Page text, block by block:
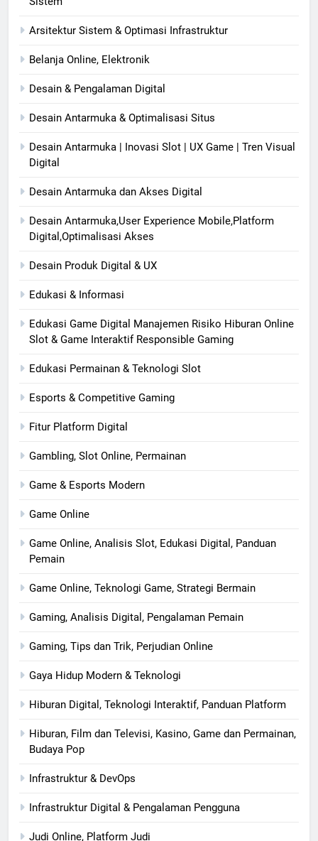
Arsitektur Sistem & Optimasi Infrastruktur
Belanja Online, Elektronik
Desain & Pengalaman Digital
Desain Antarmuka & Optimalisasi Situs
Desain Antarmuka | Inovasi Slot | UX Game | Tren Visual
Digital
Desain Antarmuka dan Akses Digital
Desain Antarmuka,User Experience Mobile,Platform
Digital,Optimalisasi Akses
Desain Produk Digital & UX
Edukasi & Informasi
Edukasi Game Digital Manajemen Risiko Hiburan Online
Slot & Game Interaktif Responsible Gaming
Edukasi Permainan & Teknologi Slot
Esports & Competitive Gaming
Fitur Platform Digital
Gambling, Slot Online, Permainan
Game & Esports Modern
Game Online
Game Online, Analisis Slot, Edukasi Digital, Panduan
Pemain
Game Online, Teknologi Game, Strategi Bermain
Gaming, Analisis Digital, Pengalaman Pemain
Gaming, Tips dan Trik, Perjudian Online
Gaya Hidup Modern & Teknologi
Hiburan Digital, Teknologi Interaktif, Panduan Platform
Hiburan, Film dan Televisi, Kasino, Game dan Permainan,
Budaya Pop
Infrastruktur & DevOps
Infrastruktur Digital & Pengalaman Pengguna
Judi Online, Platform Judi